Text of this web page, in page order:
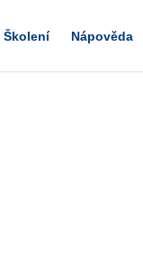
Školení Nápověda